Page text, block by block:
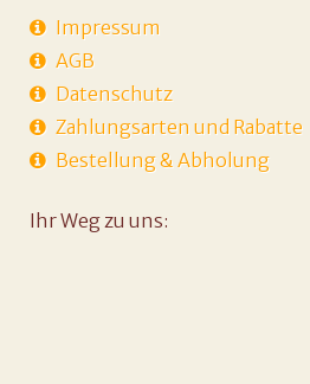
Impressum
AGB
Datenschutz
Zahlungsarten und Rabatte
Bestellung & Abholung
Ihr Weg zu uns: